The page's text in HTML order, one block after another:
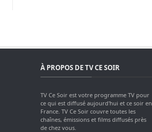
À PROPOS DE TV CE SOIR
TV Ce Soir est votre programme TV pour
ce qui est diffusé aujourd'hui et ce soir en
France. TV Ce Soir couvre toutes les
chaînes, émissions et films diffusés près
de chez vous.